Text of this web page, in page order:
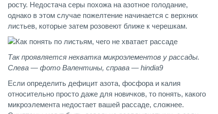
росту. Недостача серы похожа на азотное голодание,
однако в этом случае пожелтение начинается с верхних
листьев, которые затем розовеют ближе к черешкам.
Так проявляется нехватка микроэлементов у рассады.
Слева — фото Валентины, справа — hindia9
Если определить дефицит азота, фосфора и калия
относительно просто даже для новичков, то понять, какого
микроэлемента недостает вашей рассаде, сложнее.